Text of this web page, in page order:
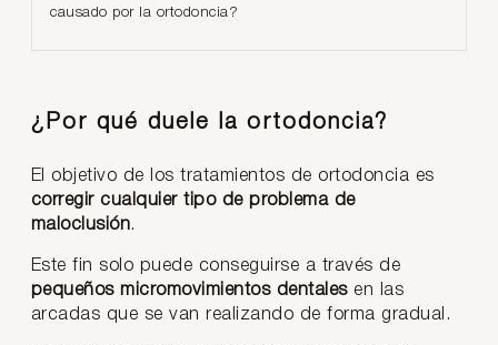
causado por la ortodoncia?
¿Por qué duele la ortodoncia?
El objetivo de los tratamientos de ortodoncia es
corregir cualquier tipo de problema de
maloclusión.
Este fin solo puede conseguirse a través de
pequeños micromovimientos dentalesen las
arcadas que se van realizando de forma gradual.